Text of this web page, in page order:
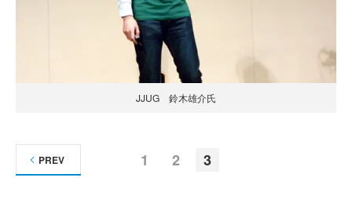
JJUG 鈴木雄介氏
1 2 3
PREV